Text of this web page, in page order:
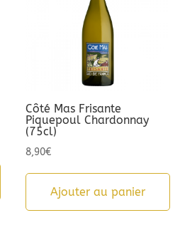
Côté Mas Frisante
Piquepoul Chardonnay
(75cl)
8,90€
Ajouter au panier